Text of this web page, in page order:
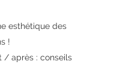
esthétique des
!
/ après : conseils